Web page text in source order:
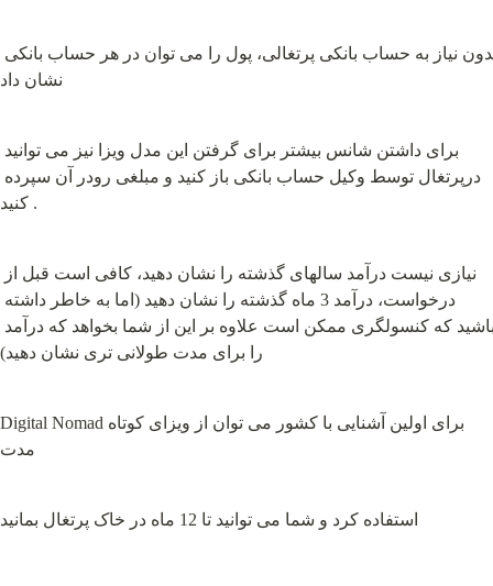
نشان داد
کنید .
را برای مدت طولانی تری نشان دهید)
Digital Nomadبرای اولین آشنایی با کشور می توان از ویزای کوتاه
مدت
استفاده کرد و شما می توانید تا 12 ماه در خاک‌‌‌ پرتغال بمانید